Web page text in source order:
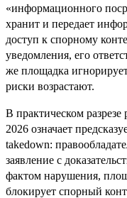
«информационного
хранит и передает
доступ к спорному
уведомления, его
же площадка
риски возрастают.
В практическом разрезе
2026 означает
takedown:
заявление с
фактом нарушения,
блокирует спорный